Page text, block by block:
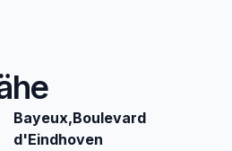
Bayeux,Boulevard
d'Eindhoven